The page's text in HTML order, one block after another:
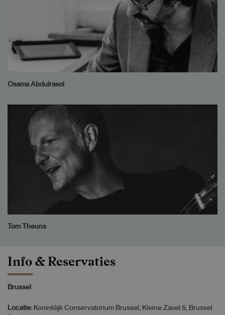
Osama Abdulrasol
Tom Theuns
Info & Reservaties
Brussel
Locatie: Koninklijk Conservatorium Brussel, Kleine Zavel 5, Brussel